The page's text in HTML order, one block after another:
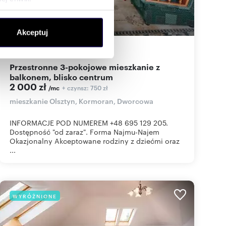
społecznościowym,
od Ciebie lub
Akceptuj
48,27m 3 41zł/m
Przestronne 3-pokojowe mieszkanie z
balkonem, blisko centrum
2 000 zł /mc + czynsz: 750 zł
mieszkanie Olsztyn, Kormoran, Dworcowa
INFORMACJE POD NUMEREM +48 695 129 205.
Dostępność "od zaraz". Forma Najmu-Najem
Okazjonalny Akceptowane rodziny z dziećmi oraz
...
WYRÓŻNIONE